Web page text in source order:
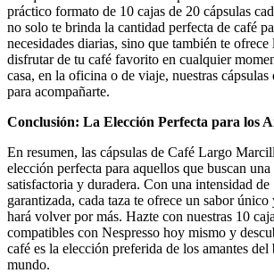
práctico formato de 10 cajas de 20 cápsulas
no solo te brinda la cantidad perfecta de café
necesidades diarias, sino que también te
disfrutar de tu café favorito en cualquier
casa, en la oficina o de viaje, nuestras cápsulas
para acompañarte.
Conclusión: La Elección Perfecta para los
En resumen, las cápsulas de Café Largo
elección perfecta para aquellos que buscan
satisfactoria y duradera. Con una intensidad de
garantizada, cada taza te ofrece un sabor
hará volver por más. Hazte con nuestras 10
compatibles con Nespresso hoy mismo y
café es la elección preferida de los amantes del
mundo.